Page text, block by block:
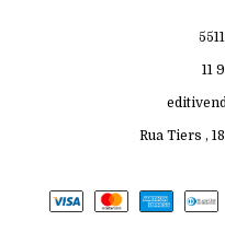
11
Rua Tiers ,